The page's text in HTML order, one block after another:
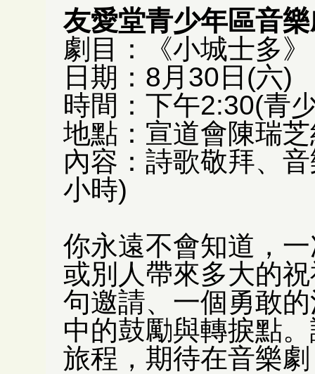
友愛堂青少年區音
劇目：《小城士多》
日期：8月30日(六)
時間：下午2:30(青
地點：宣道會陳瑞
內容：詩歌敬拜、
小時)
你永遠不會知道，
或別人帶來多大的
句邀請、一個勇敢
中的鼓勵與轉捩點
旅程，期待在音樂